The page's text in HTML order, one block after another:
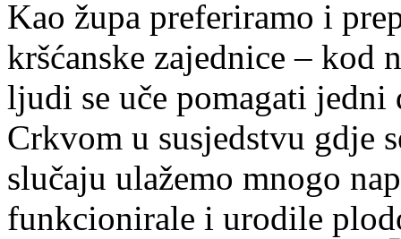
Kao župa preferiramo i
kršćanske zajednice – kod
ljudi se uče pomagati
Crkvom u susjedstvu gdje
slučaju ulažemo mnogo
funkcionirale i urodile